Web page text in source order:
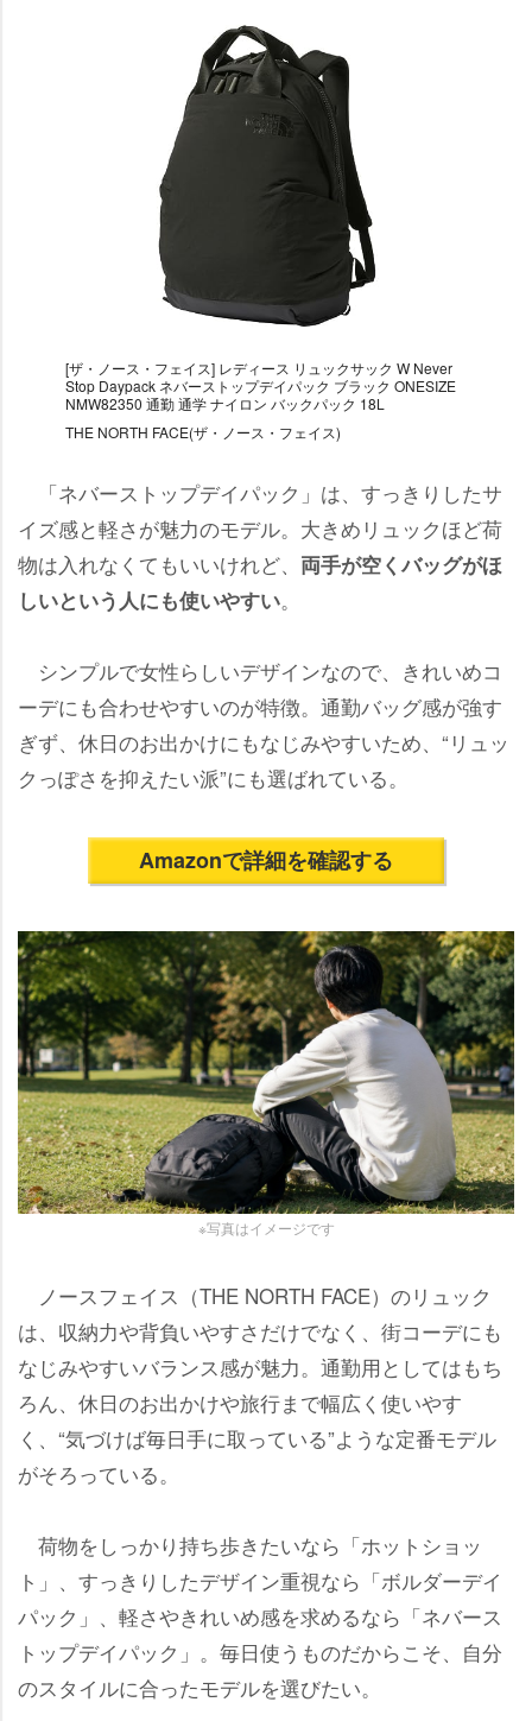
[ザ・ノース・フェイス] レディース リュックサック W Never
Stop Daypack ネバーストップデイパック ブラック ONESIZE
NMW82350 通勤 通学 ナイロン バックパック 18L
THE NORTH FACE(ザ・ノース・フェイス)
「ネバーストップデイパック」は、すっきりしたサ
イズ感と軽さが魅力のモデル。大きめリュックほど荷
物は入れなくてもいいけれど、 両手が空くバッグがほ
しいという人にも使いやすい。
シンプルで女性らしいデザインなので、きれいめコ
ーデにも合わせやすいのが特徴。通勤バッグ感が強す
ぎず、休日のお出かけにもなじみやすいため、“リュッ
クっぽさを抑えたい派”にも選ばれている。
Amazonで詳細を確認する
※写真はイメージです
ノースフェイス（THE NORTH FACE）のリュック
は、収納力や背負いやすさだけでなく、街コーデにも
なじみやすいバランス感が魅力。通勤用としてはもち
ろん、休日のお出かけや旅行まで幅広く使いやす
く、“気づけば毎日手に取っている”ような定番モデル
がそろっている。
荷物をしっかり持ち歩きたいなら「ホットショッ
ト」、すっきりしたデザイン重視なら「ボルダーデイ
パック」、軽さやきれいめ感を求めるなら「ネバース
トップデイパック」。毎日使うものだからこそ、自分
のスタイルに合ったモデルを選びたい。